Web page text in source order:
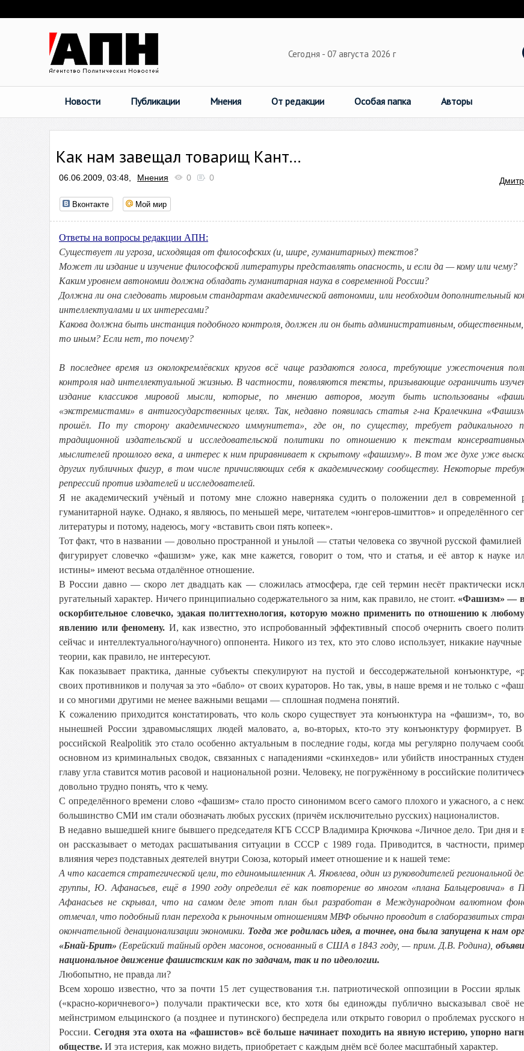
Сегодня - 07 августа 2026 г
Новости Публикации Мнения От редакции Особая папка Авторы
Как нам завещал товарищ Кант...
06.06.2009, 03:48, Мнения 0 0
Вконтакте Мой мир
Ответы на вопросы редакции АПН:
Существует ли угроза, исходящая от философских (и, шире, гуманитарных) текстов?
Может ли издание и изучение философской литературы представлять опасность, и если да — кому или чему?
Каким уровнем автономии должна обладать гуманитарная наука в современной России?
Должна ли она следовать мировым стандартам академической автономии, или необходим дополнительный
интеллектуалами и их интересами?
Какова должна быть инстанция подобного контроля, должен ли он быть административным, общественным,
то иным? Если нет, то почему?
В последнее время из околокремлёвских кругов всё чаще раздаются голоса, требующие ужесточения
контроля над интеллектуальной жизнью. В частности, появляются тексты, призывающие ограничить
издание классиков мировой мысли, которые, по мнению авторов, могут быть использованы
«экстремистами» в антигосударственных целях. Так, недавно появилась статья г-на Кралечкина
прошёл. По ту сторону академического иммунитета», где он, по существу, требует радикального
традиционной издательской и исследовательской политики по отношению к текстам
мыслителей прошлого века, а интерес к ним приравнивает к скрытому «фашизму». В том же духе уже
других публичных фигур, в том числе причисляющих себя к академическому сообществу. Некоторые
репрессий против издателей и исследователей.
Я не академический учёный и потому мне сложно наверняка судить о положении дел в современной
гуманитарной науке. Однако, я являюсь, по меньшей мере, читателем «юнгеров-шмиттов» и определённого
литературы и потому, надеюсь, могу «вставить свои пять копеек».
Тот факт, что в названии — довольно пространной и унылой — статьи человека со звучной русской
фигурирует словечко «фашизм» уже, как мне кажется, говорит о том, что и статья, и её автор к науке
истины» имеют весьма отдалённое отношение.
В России давно — скоро лет двадцать как — сложилась атмосфера, где сей термин несёт практически
ругательный характер. Ничего принципиально содержательного за ним, как правило, не стоит. «Фашизм» —
оскорбительное словечко, эдакая политтехнология, которую можно применить по отношению к
явлению или феномену. И, как известно, это испробованный эффективный способ очернить своего
сейчас и интеллектуального/научного) оппонента. Никого из тех, кто это слово использует, никакие
теории, как правило, не интересуют.
Как показывает практика, данные субъекты спекулируют на пустой и бессодержательной конъюнктуре,
своих противников и получая за это «бабло» от своих кураторов. Но так, увы, в наше время и не только с
и со многими другими не менее важными вещами — сплошная подмена понятий.
К сожалению приходится констатировать, что коль скоро существует эта конъюнктура на «фашизм», то,
нынешней России здравомыслящих людей маловато, а, во-вторых, кто-то эту конъюнктуру формирует. В
российской Realpolitik это стало особенно актуальным в последние годы, когда мы регулярно получаем
основном из криминальных сводок, связанных с нападениями «скинхедов» или убийств иностранных
главу угла ставится мотив расовой и национальной розни. Человеку, не погружённому в российские
довольно трудно понять, что к чему.
С определённого времени слово «фашизм» стало просто синонимом всего самого плохого и ужасного, а с
большинство СМИ им стали обозначать любых русских (причём исключительно русских) националистов.
В недавно вышедшей книге бывшего председателя КГБ СССР Владимира Крючкова «Личное дело. Три дня и
он рассказывает о методах расшатывания ситуации в СССР с 1989 года. Приводится, в частности,
влияния через подставных деятелей внутри Союза, который имеет отношение и к нашей теме:
А что касается стратегической цели, то единомышленник А. Яковлева, один из руководителей региональной
группы, Ю. Афанасьев, ещё в 1990 году определил её как повторение во многом «плана Бальцеровича»
Афанасьев не скрывал, что на самом деле этот план был разработан в Международном валютном
отмечал, что подобный план перехода к рыночным отношениям МВФ обычно проводит в слаборазвитых
окончательной денационализации экономики. Тогда же родилась идея, а точнее, она была запущена к нам
«Бнай-Брит» (Еврейский тайный орден масонов, основанный в США в 1843 году, — прим. Д.В. Родина),
национальное движение фашистским как по задачам, так и по идеологии.
Любопытно, не правда ли?
Всем хорошо известно, что за почти 15 лет существования т.н. патриотической оппозиции в России ярлык
(«красно-коричневого») получали практически все, кто хотя бы единожды публично высказывал своё
мейнстримом ельцинского (а позднее и путинского) беспредела или открыто говорил о проблемах русского
России. Сегодня эта охота на «фашистов» всё больше начинает походить на явную истерию, упорно
обществе. И эта истерия, как можно видеть, приобретает с каждым днём всё более масштабный характер.